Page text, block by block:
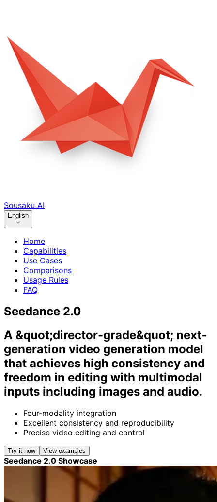
Sousaku AI
English
Home
Capabilities
Use Cases
Comparisons
Usage Rules
FAQ
Seedance 2.0
A &quot;director-grade&quot; next-
generation video generation model
that achieves high consistency and
freedom in editing with multimodal
inputs including images and audio.
Four-modality integration
Excellent consistency and reproducibility
Precise video editing and control
Try it now View examples
Seedance 2.0 Showcase